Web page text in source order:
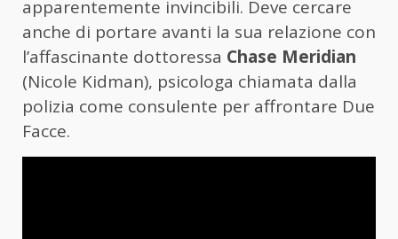
apparentemente invincibili. Deve cercare
anche di portare avanti la sua relazione con
l’affascinante dottoressa Chase Meridian
(Nicole Kidman), psicologa chiamata dalla
polizia come consulente per affrontare Due
Facce.